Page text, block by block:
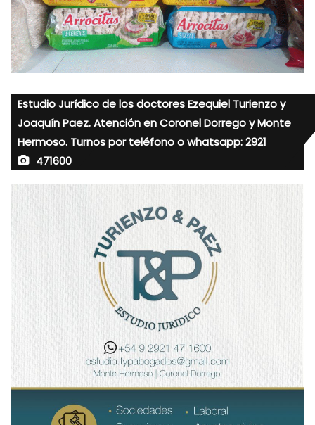
Estudio Jurídico de los doctores Ezequiel Turienzo y
Joaquín Paez. Atención en Coronel Dorrego y Monte
Hermoso. Turnos por teléfono o whatsapp: 2921
471600